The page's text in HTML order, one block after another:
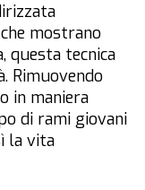
mostrano
questa tecnica
Rimuovendo
in maniera
di rami giovani
la vita